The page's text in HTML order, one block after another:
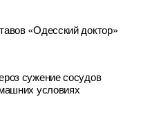
«Одесский доктор»
сужение сосудов
условиях